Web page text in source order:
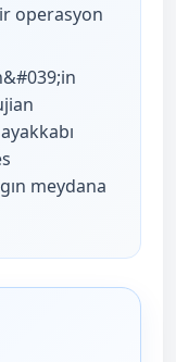
operasyon
meydana